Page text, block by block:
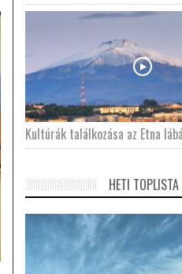
Kultúrák találkozása az Etna
HETI TOPLISTA